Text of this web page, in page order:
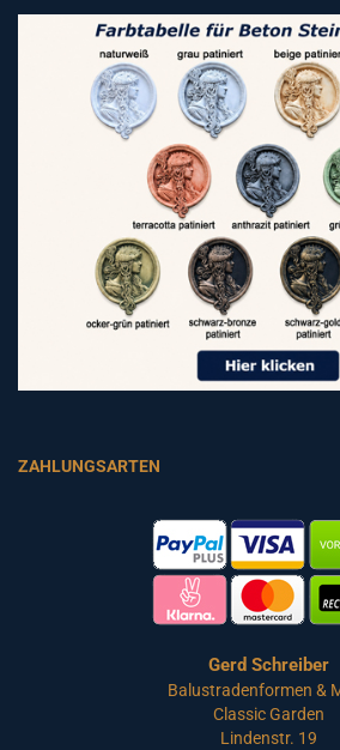
ZAHLUNGSARTEN
Gerd Schreiber
Balustradenformen &
Classic Garden
Lindenstr. 19